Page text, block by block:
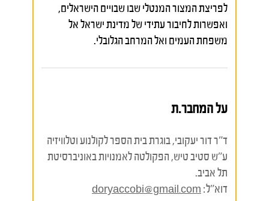
לפריצת המצור המנטלי שבו שבויים הישראלים,
ואפשרות לחיבור עתידי של מדינת ישראל אל
משפחת העמים ואל המרחב הגלובלי.
על המחבר.ת
ד"ר דור יעקובי, בוגרת בית הספר לקולנוע וטלוויזיה
ע"ש סטיב טיש, הפקולטה לאמנויות באוניברסיטת
תל אביב.
דוא"ל: doryaccobi@gmail.com